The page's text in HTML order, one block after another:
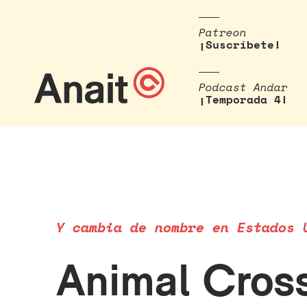
Patreon
¡Suscríbete!
Podcast Andar
¡Temporada 4!
Y cambia de nombre en Estados
Animal